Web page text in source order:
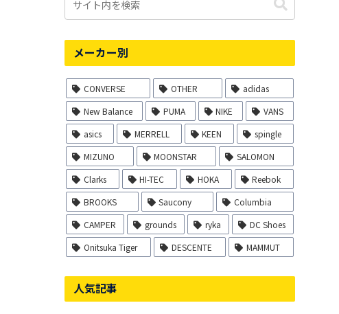
メーカー別
CONVERSE OTHER
adidas
New Balance
PUMA NIKE
VANS
asics
MERRELL KEEN
spingle
MIZUNO
MOONSTAR
SALOMON
Clarks
HI-TEC HOKA
Reebok
BROOKS
Saucony
Columbia
CAMPER
grounds ryka
DC Shoes
Onitsuka Tiger
DESCENTE MAMMUT
人気記事